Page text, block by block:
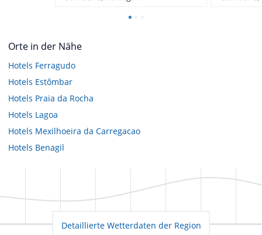
Orte in der Nähe
Hotels Ferragudo
Hotels Estômbar
Hotels Praia da Rocha
Hotels Lagoa
Hotels Mexilhoeira da Carregacao
Hotels Benagil
Detaillierte Wetterdaten der Region